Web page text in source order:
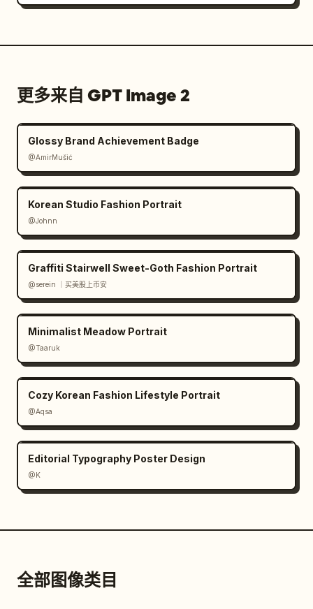
更多来自 GPT Image 2
Glossy Brand Achievement Badge
@AmirMušić
Korean Studio Fashion Portrait
@Johnn
Graffiti Stairwell Sweet-Goth Fashion Portrait
@serein ｜买美股上币安
Minimalist Meadow Portrait
@Taaruk
Cozy Korean Fashion Lifestyle Portrait
@Aqsa
Editorial Typography Poster Design
@K
全部图像类目